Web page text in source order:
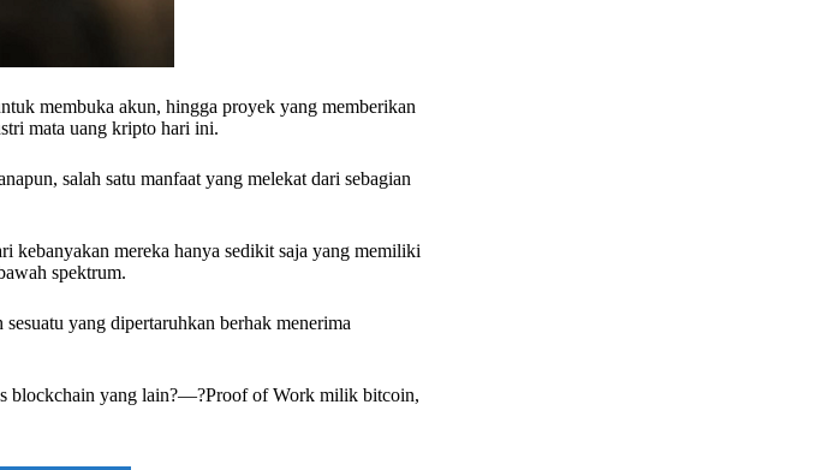
membuka akun, hingga proyek yang memberikan
mata uang kripto hari ini.
salah satu manfaat yang melekat dari sebagian
kebanyakan mereka hanya sedikit saja yang memiliki
spektrum.
yang dipertaruhkan berhak menerima
blockchain yang lain?—?Proof of Work milik bitcoin,